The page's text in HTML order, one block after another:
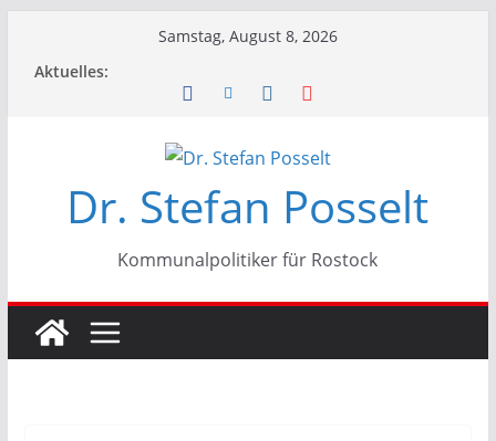
Samstag, August 8, 2026
Aktuelles:
Dr. Stefan Posselt
Kommunalpolitiker für Rostock